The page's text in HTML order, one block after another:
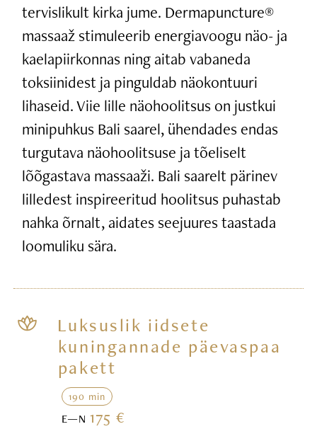
tervislikult kirka jume. Dermapuncture®
massaaž stimuleerib energiavoogu näo- ja
kaelapiirkonnas ning aitab vabaneda
toksiinidest ja pinguldab näokontuuri
lihaseid. Viie lille näohoolitsus on justkui
minipuhkus Bali saarel, ühendades endas
turgutava näohoolitsuse ja tõeliselt
lõõgastava massaaži. Bali saarelt pärinev
lilledest inspireeritud hoolitsus puhastab
nahka õrnalt, aidates seejuures taastada
loomuliku sära.
Luksuslik iidsete
kuningannade päevaspaa
pakett
190 min
E—N175 €